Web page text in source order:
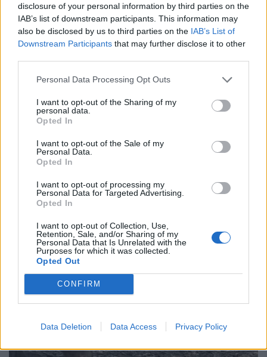
disclosure of your personal information by third parties on the
IAB’s list of downstream participants. This information may
also be disclosed by us to third parties on the IAB’s List of
Downstream Participants that may further disclose it to other
Personal Data Processing Opt Outs
I want to opt-out of the Sharing of my
personal data.
Opted In
I want to opt-out of the Sale of my
Personal Data.
Opted In
I want to opt-out of processing my
Personal Data for Targeted Advertising.
Opted In
I want to opt-out of Collection, Use,
Retention, Sale, and/or Sharing of my
Personal Data that Is Unrelated with the
Purposes for which it was collected.
Opted Out
CONFIRM
Data Deletion Data Access Privacy Policy